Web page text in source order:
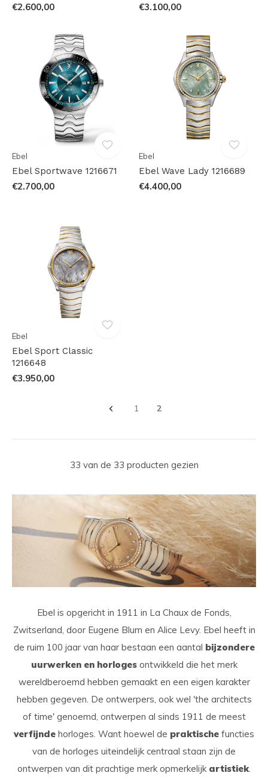
€2.600,00 €3.100,00
Ebel
Ebel Sportwave 1216671
€2.700,00
Ebel
Ebel Wave Lady 1216689
€4.400,00
Ebel
Ebel Sport Classic
1216648
€3.950,00
1 2
33 van de 33 producten gezien
Ebel is opgericht in 1911 in La Chaux de Fonds,
Zwitserland, door Eugene Blum en Alice Levy. Ebel heeft in
de ruim 100 jaar van haar bestaan een aantal bijzondere
uurwerken en horlogesontwikkeld die het merk
wereldberoemd hebben gemaakt en een eigen karakter
hebben gegeven. De ontwerpers, ook wel 'the architects
of time' genoemd, ontwerpen al sinds 1911 de meest
verfijnde horloges. Want hoewel de praktische functies
van de horloges uiteindelijk centraal staan zijn de
ontwerpen van dit prachtige merk opmerkelijk artistiek.